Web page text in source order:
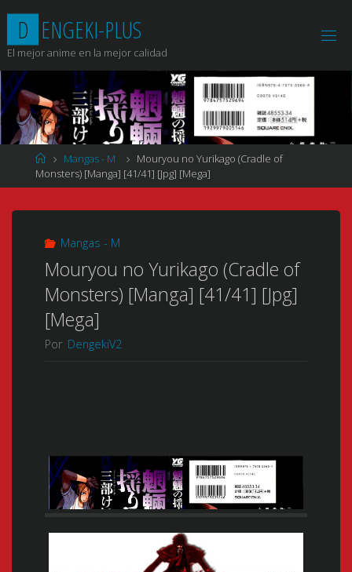
contenido
D ENGEKI-PLUS
El mejor anime en la mejor calidad
Página
de
Inicio
Mangas - M
Mouryou no Yurikago (Cradle of
Monsters) [Manga] [41/41] [Jpg] [Mega]
Mangas - M
Mouryou no Yurikago (Cradle of
Monsters) [Manga] [41/41] [Jpg]
[Mega]
Por DengekiV2